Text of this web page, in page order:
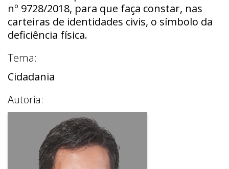
nº 9728/2018, para que faça constar, nas
carteiras de identidades civis, o símbolo da
deficiência física.
Tema:
Cidadania
Autoria: